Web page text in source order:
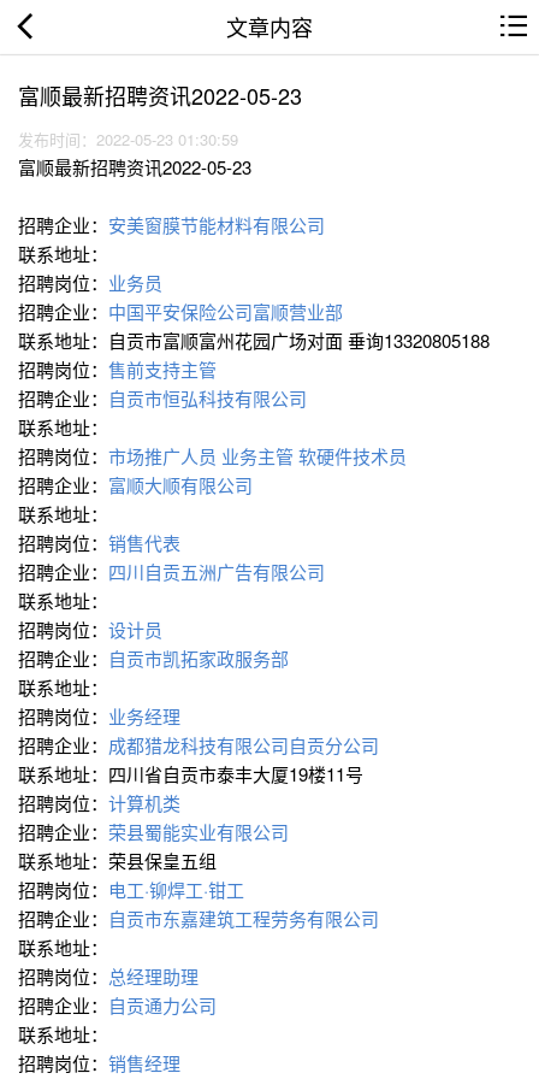
文章内容
富顺最新招聘资讯2022-05-23
发布时间：2022-05-23 01:30:59
富顺最新招聘资讯2022-05-23
招聘企业： 安美窗膜节能材料有限公司
联系地址：
招聘岗位： 业务员
招聘企业： 中国平安保险公司富顺营业部
联系地址：自贡市富顺富州花园广场对面 垂询13320805188
招聘岗位： 售前支持主管
招聘企业： 自贡市恒弘科技有限公司
联系地址：
招聘岗位： 市场推广人员 业务主管 软硬件技术员
招聘企业： 富顺大顺有限公司
联系地址：
招聘岗位： 销售代表
招聘企业： 四川自贡五洲广告有限公司
联系地址：
招聘岗位： 设计员
招聘企业： 自贡市凯拓家政服务部
联系地址：
招聘岗位： 业务经理
招聘企业： 成都猎龙科技有限公司自贡分公司
联系地址：四川省自贡市泰丰大厦19楼11号
招聘岗位： 计算机类
招聘企业： 荣县蜀能实业有限公司
联系地址：荣县保皇五组
招聘岗位： 电工·铆焊工·钳工
招聘企业： 自贡市东嘉建筑工程劳务有限公司
联系地址：
招聘岗位： 总经理助理
招聘企业： 自贡通力公司
联系地址：
招聘岗位： 销售经理